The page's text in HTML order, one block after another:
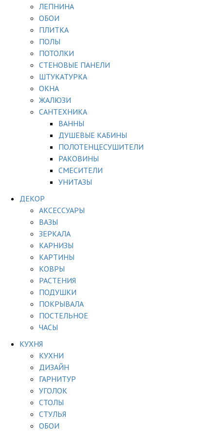
ЛЕПНИНА
ОБОИ
ПЛИТКА
ПОЛЫ
ПОТОЛКИ
СТЕНОВЫЕ ПАНЕЛИ
ШТУКАТУРКА
ОКНА
ЖАЛЮЗИ
САНТЕХНИКА
ВАННЫ
ДУШЕВЫЕ КАБИНЫ
ПОЛОТЕНЦЕСУШИТЕЛИ
РАКОВИНЫ
СМЕСИТЕЛИ
УНИТАЗЫ
ДЕКОР
АКСЕССУАРЫ
ВАЗЫ
ЗЕРКАЛА
КАРНИЗЫ
КАРТИНЫ
КОВРЫ
РАСТЕНИЯ
ПОДУШКИ
ПОКРЫВАЛА
ПОСТЕЛЬНОЕ
ЧАСЫ
КУХНЯ
КУХНИ
ДИЗАЙН
ГАРНИТУР
УГОЛОК
СТОЛЫ
СТУЛЬЯ
ОБОИ